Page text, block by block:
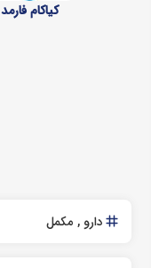
کیاکام فارمد
دارو مکمل